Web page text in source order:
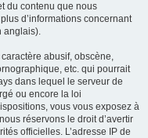
du contenu que nous
d’informations concernant
anglais).
abusif, obscène,
etc. qui pourrait
dans lequel le serveur de
ou encore la loi
vous vous exposez à
réservons le droit d’avertir
officielles. L’adresse IP de